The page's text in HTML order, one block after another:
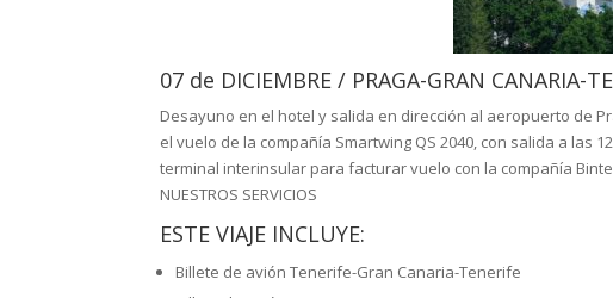
07 de DICIEMBRE / PRAGA-GRAN CANARIA-
Desayuno en el hotel y salida en dirección al aeropuerto de
el vuelo de la compañía Smartwing QS 2040, con salida a las
terminal interinsular para facturar vuelo con la compañía
NUESTROS SERVICIOS
ESTE VIAJE INCLUYE:
Billete de avión Tenerife-Gran Canaria-Tenerife